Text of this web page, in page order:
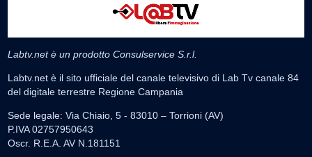
Labtv.net è un prodotto Consulservice S.r.l.
Labtv.net è il sito ufficiale del canale televisivo di Lab Tv canale 84
del digitale terrestre Regione Campania
Sede legale: Via Chiaio, 5 - 83010 – Torrioni (AV)
P.IVA 02757950643
Oscr. R.E.A. AV N.181151